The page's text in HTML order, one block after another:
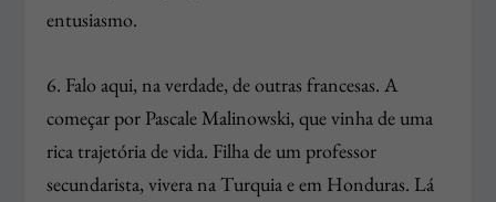
entusiasmo.
6. Falo aqui, na verdade, de outras francesas. A
começar por Pascale Malinowski, que vinha de uma
rica trajetória de vida. Filha de um professor
secundarista, vivera na Turquia e em Honduras. Lá